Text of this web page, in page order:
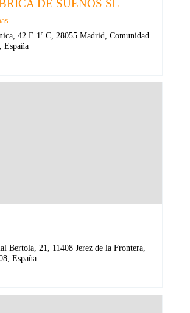
DE SUEÑOS SL
42 E 1º C, 28055 Madrid, Comunidad
España
Bertola, 21, 11408 Jerez de la Frontera,
España